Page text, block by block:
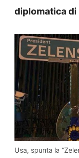
diplomatica di
Usa, spunta la